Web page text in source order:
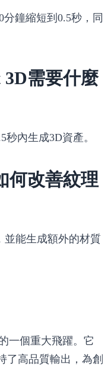
分鐘縮短到0.5秒，同
3D需要什麼
秒內生成3D資產。
何改善紋理
並能生成額外的材質
一個重大飛躍。它
了高品質輸出，為創